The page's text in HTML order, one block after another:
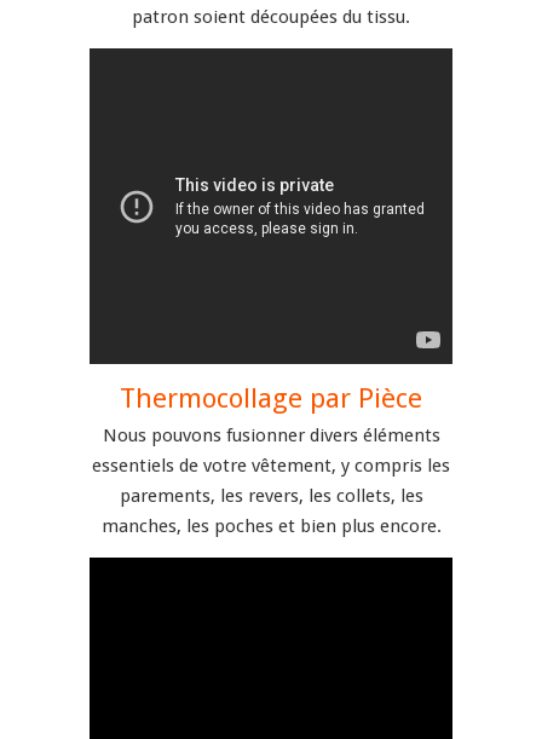
patron soient découpées du tissu.
Thermocollage par Pièce
Nous pouvons fusionner divers éléments
essentiels de votre vêtement, y compris les
parements, les revers, les collets, les
manches, les poches et bien plus encore.